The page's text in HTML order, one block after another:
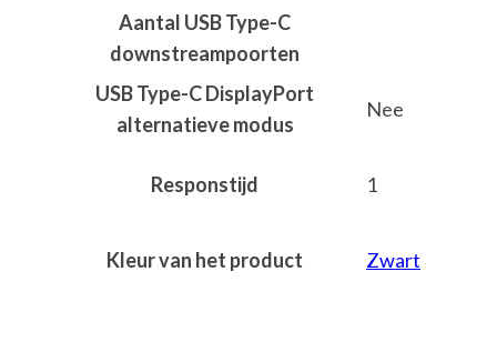
Aantal USB Type-C
downstreampoorten
USB Type-C DisplayPort
alternatieve modus
Nee
Responstijd 1
Kleur van het product Zwart